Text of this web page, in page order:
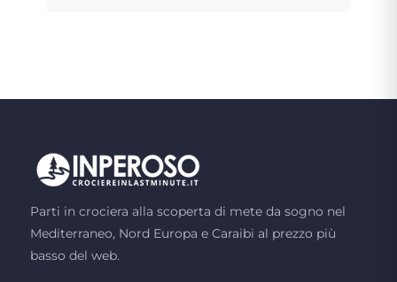
Parti in crociera alla scoperta di mete da sogno nel
Mediterraneo, Nord Europa e Caraibi al prezzo più
basso del web.